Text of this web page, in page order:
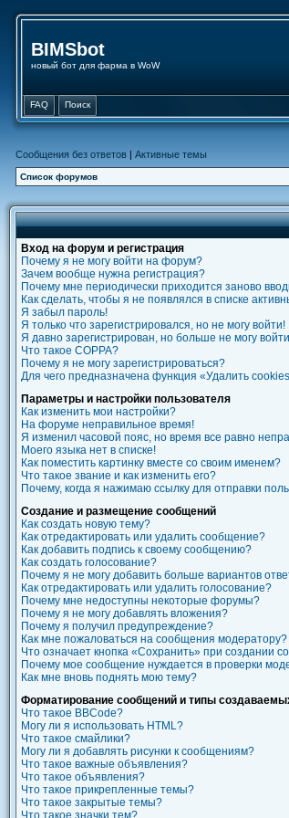
BIMSbot
новый бот для фарма в WoW
FAQ Поиск
Сообщения без ответов | Активные темы
Список форумов
Вход на форум и регистрация
Почему я не могу войти на форум?
Зачем вообще нужна регистрация?
Почему мне периодически приходится заново
Как сделать, чтобы я не появлялся в списке
Я забыл пароль!
Я только что зарегистрировался, но не могу войти!
Я давно зарегистрирован, но больше не могу
Что такое COPPA?
Почему я не могу зарегистрироваться?
Для чего предназначена функция «Удалить
Параметры и настройки пользователя
Как изменить мои настройки?
На форуме неправильное время!
Я изменил часовой пояс, но время все равно
Моего языка нет в списке!
Как поместить картинку вместе со своим именем?
Что такое звание и как изменить его?
Почему, когда я нажимаю ссылку для отправки
Создание и размещение сообщений
Как создать новую тему?
Как отредактировать или удалить сообщение?
Как добавить подпись к своему сообщению?
Как создать голосование?
Почему я не могу добавить больше вариантов
Как отредактировать или удалить голосование?
Почему мне недоступны некоторые форумы?
Почему я не могу добавлять вложения?
Почему я получил предупреждение?
Как мне пожаловаться на сообщения модератору?
Что означает кнопка «Сохранить» при создании
Почему мое сообщение нуждается в проверки
Как мне вновь поднять мою тему?
Форматирование сообщений и типы
Что такое BBCode?
Могу ли я использовать HTML?
Что такое смайлики?
Могу ли я добавлять рисунки к сообщениям?
Что такое важные объявления?
Что такое объявления?
Что такое прикрепленные темы?
Что такое закрытые темы?
Что такое значки тем?